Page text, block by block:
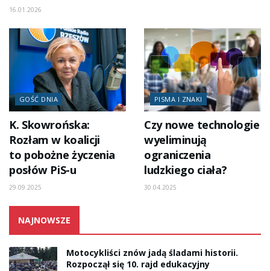
16.01.2026
GOŚĆ DNIA
K. Skowrońska:
Rozłam w koalicji
to pobożne życzenia
posłów PiS-u
29.09.2025
PISMA I ZNAKI
Czy nowe technologie
wyeliminują
ograniczenia
ludzkiego ciała?
30.04.2025
NAJNOWSZE
Motocykliści znów jadą śladami historii.
Rozpoczął się 10. rajd edukacyjny